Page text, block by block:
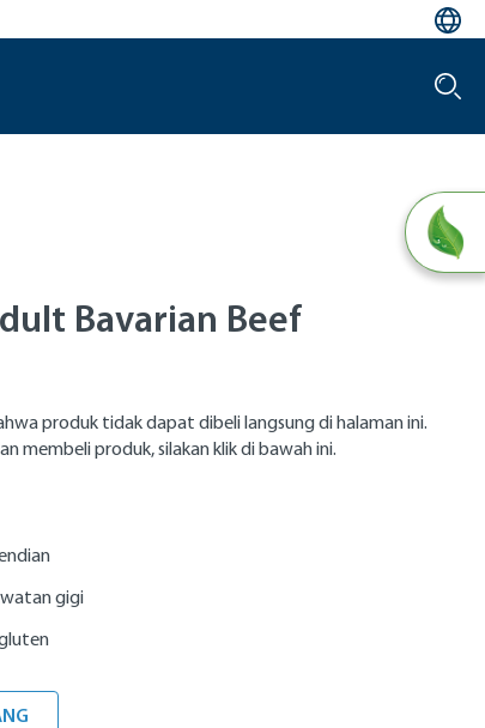
Bavarian Beef
produk tidak dapat dibeli langsung di halaman ini.
membeli produk, silakan klik di bawah ini.
gigi